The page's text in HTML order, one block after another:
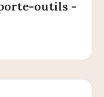
porte-outils -